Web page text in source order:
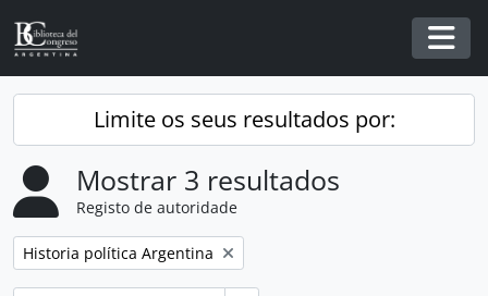
Skip to main content
Limite os seus resultados por:
Mostrar 3 resultados
Registo de autoridade
Remover filtro:
Historia política Argentina